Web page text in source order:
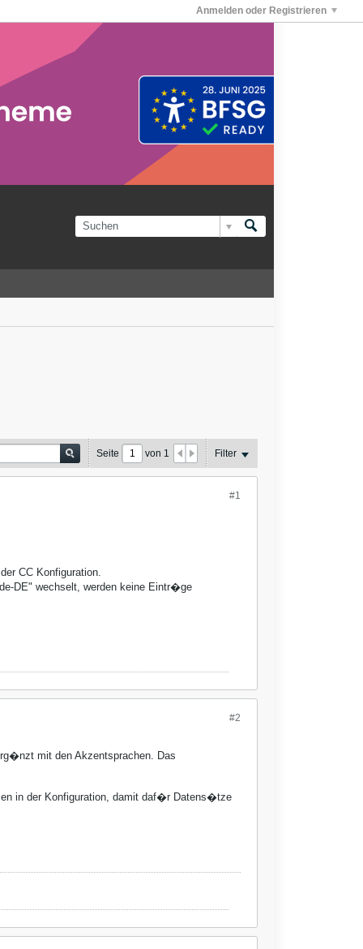
Anmelden oder Registrieren
Seite von 1 Filter
#1
CC Konfiguration.
DE" wechselt, werden keine Eintr�ge
#2
mit den Akzentsprachen. Das
in der Konfiguration, damit daf�r Datens�tze